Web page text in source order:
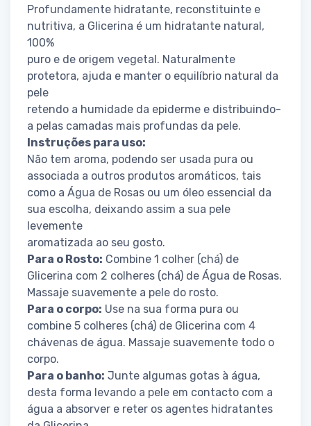
Profundamente hidratante, reconstituinte e
nutritiva, a Glicerina é um hidratante natural,
100%
puro e de origem vegetal. Naturalmente
protetora, ajuda e manter o equilíbrio natural da
pele
retendo a humidade da epiderme e distribuindo-
a pelas camadas mais profundas da pele.
Instruções para uso:
Não tem aroma, podendo ser usada pura ou
associada a outros produtos aromáticos, tais
como a Água de Rosas ou um óleo essencial da
sua escolha, deixando assim a sua pele
levemente
aromatizada ao seu gosto.
Para o Rosto: Combine 1 colher (chá) de
Glicerina com 2 colheres (chá) de Água de Rosas.
Massaje suavemente a pele do rosto.
Para o corpo: Use na sua forma pura ou
combine 5 colheres (chá) de Glicerina com 4
chávenas de água. Massaje suavemente todo o
corpo.
Para o banho: Junte algumas gotas à água,
desta forma levando a pele em contacto com a
água a absorver e reter os agentes hidratantes